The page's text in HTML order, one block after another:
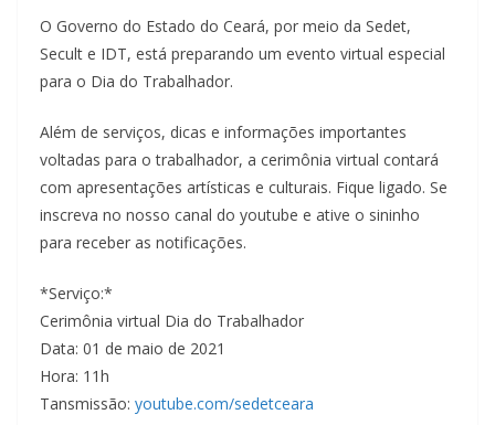
O Governo do Estado do Ceará, por meio da Sedet,
Secult e IDT, está preparando um evento virtual especial
para o Dia do Trabalhador.
Além de serviços, dicas e informações importantes
voltadas para o trabalhador, a cerimônia virtual contará
com apresentações artísticas e culturais. Fique ligado. Se
inscreva no nosso canal do youtube e ative o sininho
para receber as notificações.
*Serviço:*
Cerimônia virtual Dia do Trabalhador
Data: 01 de maio de 2021
Hora: 11h
Tansmissão: youtube.com/sedetceara